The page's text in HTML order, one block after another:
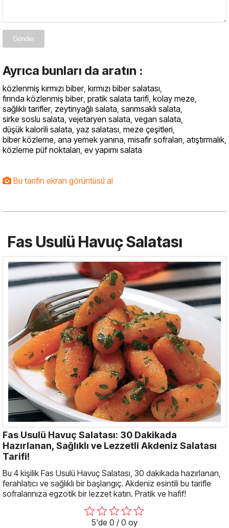
Gönder
Ayrıca bunları da aratın :
közlenmiş kırmızı biber, kırmızı biber salatası,
fırında közlenmiş biber, pratik salata tarifi, kolay meze,
sağlıklı tarifler, zeytinyağlı salata, sarımsaklı salata,
sirke soslu salata, vejetaryen salata, vegan salata,
düşük kalorili salata, yaz salatası, meze çeşitleri,
biber közleme, ana yemek yanına, misafir sofraları, atıştırmalık,
közleme püf noktaları, ev yapımı salata
Bu tarifin ekran görüntüsü al
Fas Usulü Havuç Salatası
Fas Usulü Havuç Salatası: 30 Dakikada
Hazırlanan, Sağlıklı ve Lezzetli Akdeniz Salatası
Tarifi!
Bu 4 kişilik Fas Usulü Havuç Salatası, 30 dakikada hazırlanan,
ferahlatıcı ve sağlıklı bir başlangıç. Akdeniz esintili bu tarifle
sofralarınıza egzotik bir lezzet katın. Pratik ve hafif!
5'de 0 / 0 oy